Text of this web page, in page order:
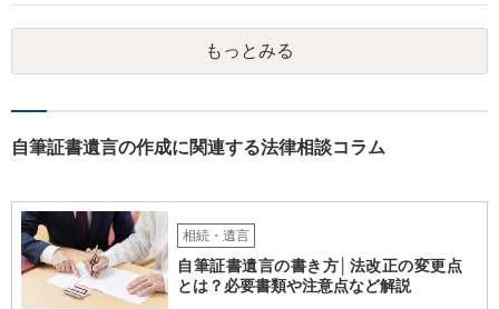
ます。 入籍した場合でも、原則契約者が単独で全ての債務を負うこと
には変わりがありません。 なかなか対応に難しい案件であり、公開の
場でアドバイスを行うのも限界があるように思われますので、資料等
を持参のうえ個別に弁護士に相談されることをお勧めします。
もっとみる
自筆証書遺言の作成に関連する法律相談コラム
相続・遺言
自筆証書遺言の書き方│法改正の変更点
とは？必要書類や注意点など解説